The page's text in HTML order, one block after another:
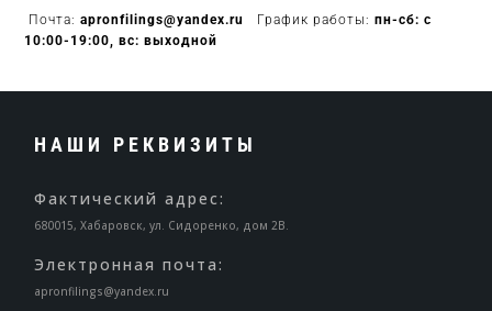
Почта:apronfilings@yandex.ru График работы:пн-сб: c
10:00-19:00, вс: выходной
НАШИ РЕКВИЗИТЫ
Фактический адрес:
680015, Хабаровск, ул. Сидоренко, дом 2В.
Электронная почта:
apronfilings@yandex.ru